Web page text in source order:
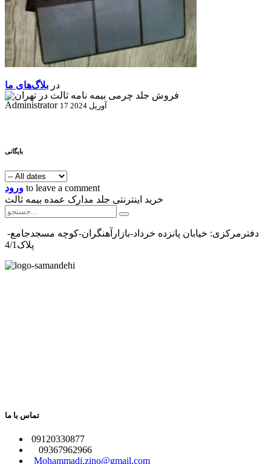
در بلاگ‌های ما
Administrator
17 آوریل 2024
بایگانی
ورود to leave a comment
خرید اینترنتی جلد مدارک عمده بیمه ثالث
پلاک4/1
تماس با ما
​09120330877
09367962966
Mohammadi.zino@gmail.com